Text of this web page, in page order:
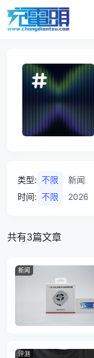
类型: 不限 新闻
时间: 不限 2026
共有3篇文章
新闻
评测